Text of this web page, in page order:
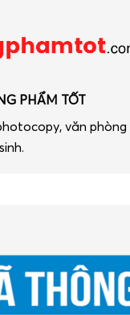
PHẨM TỐT
văn
sinh.